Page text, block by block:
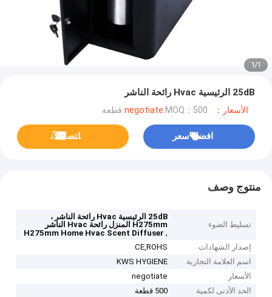
1
/
1
25dB الرئيسية Hvac رائحة الناشر
الأسعار：negotiate MOQ：500 قطعة
افضل سعر ﺎﺘﺼﻟ ﺍﻶﻧ
منتوج وصف
تسليط الضوء
25dB الرئيسية Hvac رائحة الناشر ،
H275mm المنزل رائحة Hvac الناشر
,
H275mm Home Hvac Scent Diffuser
إصدار الشهادات
CE,ROHS
اسم العلامة التجارية
KWS HYGIENE
الأسعار
negotiate
الحد الأدنى لكمية
500 قطعة